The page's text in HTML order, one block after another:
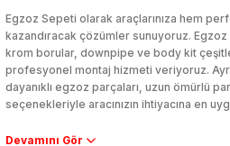
Egzoz Sepeti olarak araçlarınıza hem
kazandıracak çözümler sunuyoruz.
krom borular, downpipe ve body kit
profesyonel montaj hizmeti veriyoruz.
dayanıklı egzoz parçaları, uzun ömürlü
seçenekleriyle aracınızın ihtiyacına en
Performans artışı isteyen sürücüler için